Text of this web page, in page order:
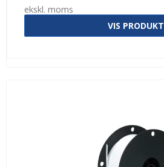
ekskl. moms
VIS PRODUKT